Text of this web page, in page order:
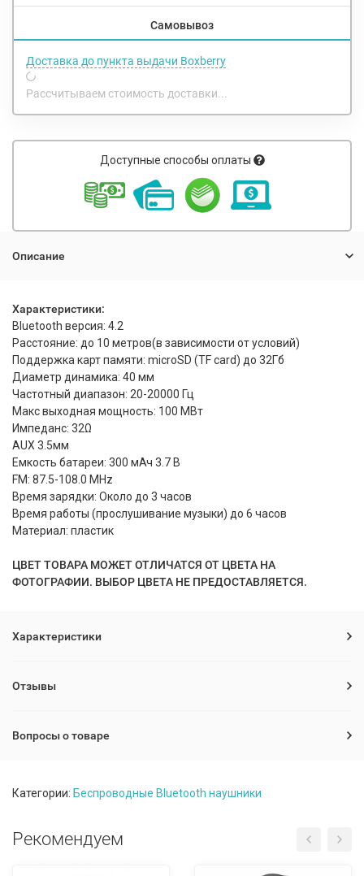
Самовывоз
Доставка до пункта выдачи Boxberry
Рассчитываем стоимость доставки...
Доступные способы оплаты
Описание
Характеристики:
Bluetooth версия: 4.2
Расстояние: до 10 метров(в зависимости от условий)
Поддержка карт памяти: microSD (TF card) до 32Гб
Диаметр динамика: 40 мм
Частотный диапазон: 20-20000 Гц
Макс выходная мощность: 100 МВт
Импеданс: 32Ω
AUX 3.5мм
Емкость батареи: 300 мАч 3.7 В
FM: 87.5-108.0 MHz
Время зарядки: Около до 3 часов
Время работы (прослушивание музыки) до 6 часов
Материал: пластик
ЦВЕТ ТОВАРА МОЖЕТ ОТЛИЧАТСЯ ОТ ЦВЕТА НА
ФОТОГРАФИИ. ВЫБОР ЦВЕТА НЕ ПРЕДОСТАВЛЯЕТСЯ.
Характеристики
Отзывы
Вопросы о товаре
Категории: Беспроводные Bluetooth наушники
Рекомендуем